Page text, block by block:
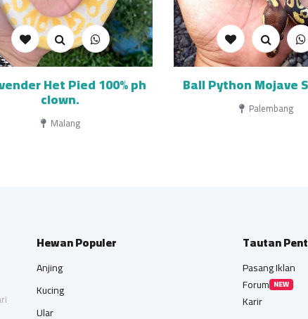
Het Pied 100% ph
clown.
Malang
Ball Python Mojave
Palembang
Hewan Populer
Anjing
Kucing
Ular
Tautan
Pasang Iklan
Forum NEW
Karir